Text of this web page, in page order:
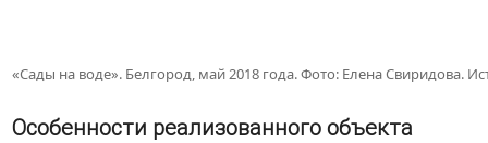
«Сады на воде». Белгород, май 2018 года. Фото: Елена Свиридова.
Особенности реализованного объекта